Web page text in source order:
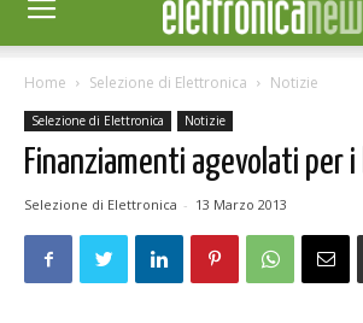
Home Selezione di Elettronica Notizie
Selezione di Elettronica Notizie
Finanziamenti agevolati per
Selezione di Elettronica - 13 Marzo 2013